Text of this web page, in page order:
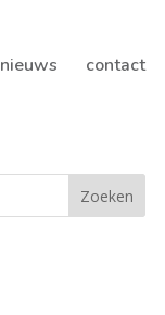
nieuws contact